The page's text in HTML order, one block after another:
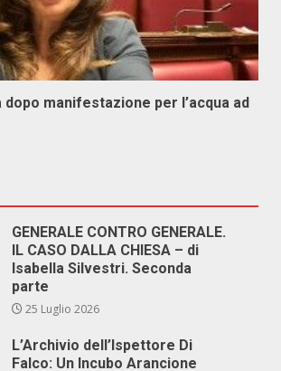
dopo manifestazione per l’acqua ad
GENERALE CONTRO GENERALE.
IL CASO DALLA CHIESA – di
Isabella Silvestri. Seconda
parte
25 Luglio 2026
L’Archivio dell’Ispettore Di
Falco: Un Incubo Arancione